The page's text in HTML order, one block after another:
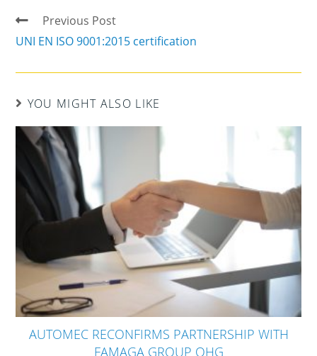
Previous Post
UNI EN ISO 9001:2015 certification
YOU MIGHT ALSO LIKE
AUTOMEC RECONFIRMS PARTNERSHIP WITH
FAMAGA GROUP OHG